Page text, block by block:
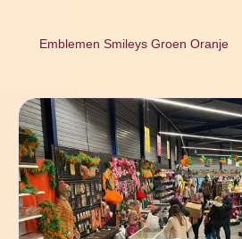
Emblemen Smileys Groen Oranje